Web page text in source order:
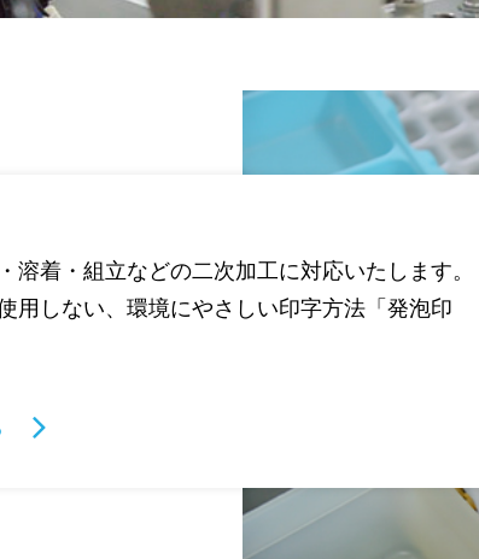
溶着・組立などの二次加工に対応いたします。
用しない、環境にやさしい印字方法「発泡印